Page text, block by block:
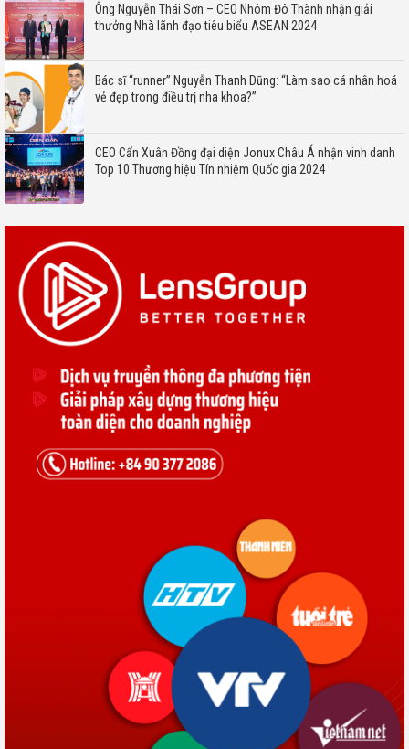
Ông Nguyễn Thái Sơn – CEO Nhôm Đô Thành nhận giải
thưởng Nhà lãnh đạo tiêu biểu ASEAN 2024
Bác sĩ “runner” Nguyễn Thanh Dũng: “Làm sao cá nhân hoá
vẻ đẹp trong điều trị nha khoa?”
CEO Cấn Xuân Đồng đại diện Jonux Châu Á nhận vinh danh
Top 10 Thương hiệu Tín nhiệm Quốc gia 2024